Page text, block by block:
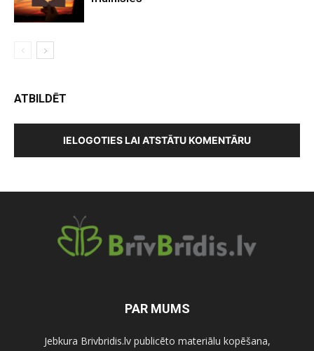
ATBILDĒT
IELOGOTIES LAI ATSTĀTU KOMENTĀRU
PAR MUMS
Jebkura Brivbridis.lv publicēto materiālu kopēšana,